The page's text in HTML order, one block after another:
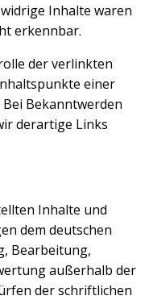
Inhalte waren
erkennbar.
der verlinkten
einer
Bekanntwerden
derartige Links
Inhalte und
dem deutschen
Bearbeitung,
außerhalb der
der schriftlichen